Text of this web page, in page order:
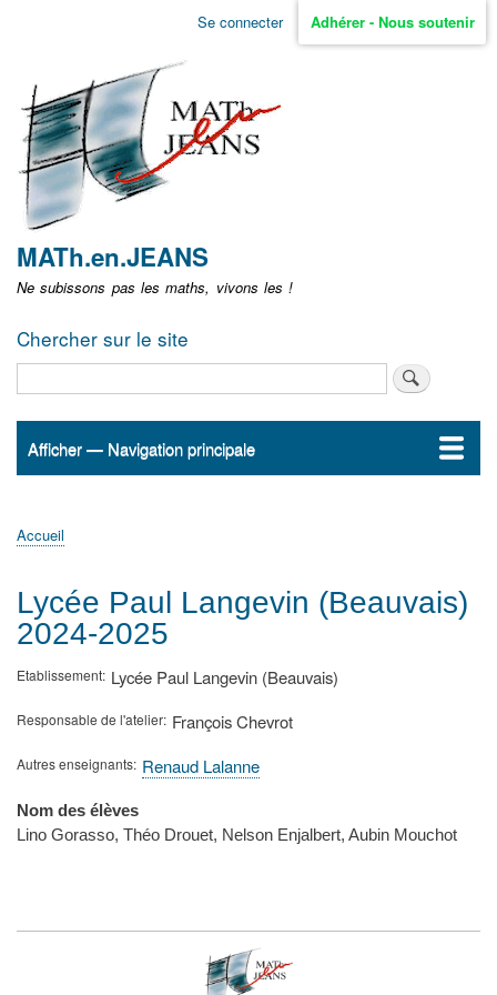
Aller
non
identifié
Se connecter Adhérer - Nous soutenir
MATh.en.JEANS
Ne subissons pas les maths, vivons les !
Chercher sur le site
Navigation
Afficher — Navigation principale
Accueil
ActualitésMATh.en.JEANS ?
Régions et Ateliers
Créer, gérer un atelier
Sujets/Publications
Congrès
d'Ariane
Accueil
Lycée Paul Langevin (Beauvais)
2024-2025
Etablissement Lycée Paul Langevin (Beauvais)
Responsable de l'atelier François Chevrot
Autres enseignants Renaud Lalanne
Nom des élèves
Lino Gorasso, Théo Drouet, Nelson Enjalbert, Aubin Mouchot